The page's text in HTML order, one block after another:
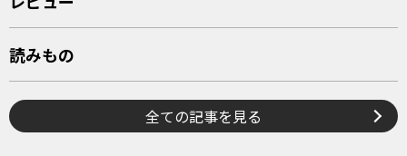
読みもの
全ての記事を見る